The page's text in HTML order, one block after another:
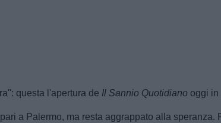
questa l'apertura de Il Sannio Quotidiano oggi in
a Palermo, ma resta aggrappato alla speranza.